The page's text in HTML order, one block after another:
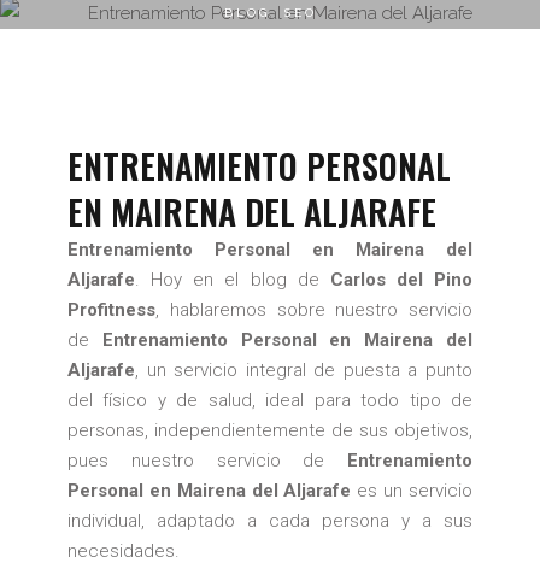
BLOG, SEO
ENTRENAMIENTO PERSONAL
EN MAIRENA DEL ALJARAFE
Entrenamiento Personal en Mairena del
Aljarafe. Hoy en el blog de Carlos del Pino
Profitness, hablaremos sobre nuestro servicio
de Entrenamiento Personal en Mairena del
Aljarafe, un servicio integral de puesta a punto
del físico y de salud, ideal para todo tipo de
personas, independientemente de sus objetivos,
pues nuestro servicio de Entrenamiento
Personal en Mairena del Aljarafe es un servicio
individual, adaptado a cada persona y a sus
necesidades.